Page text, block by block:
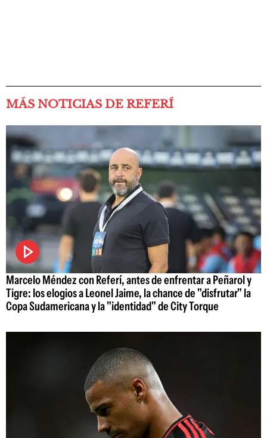
MÁS NOTICIAS DE REFERÍ
Marcelo Méndez con Referí, antes de enfrentar a Peñarol y
Tigre: los elogios a Leonel Jaime, la chance de "disfrutar" la
Copa Sudamericana y la "identidad" de City Torque